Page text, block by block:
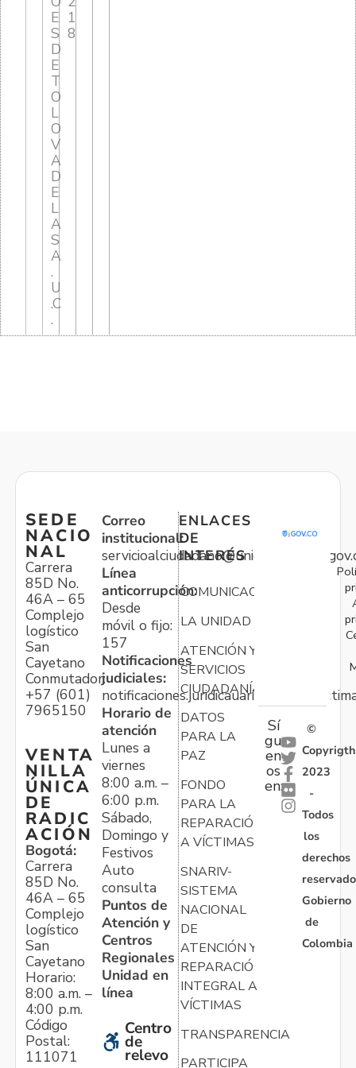
E
S
D
E
T
O
L
O
V
A
D
E
L
A
S
A
.
U
.C
.
1
8
SEDE
NACIO
NAL
Carrera
85D No.
46A – 65
Complejo
logístico
San
Cayetano
Conmutador:
+57 (601)
7965150
VENTA
NILLA
ÚNICA
DE
RADIC
ACIÓN
Bogotá:
Carrera
85D No.
46A – 65
Complejo
logístico
San
Cayetano
Horario:
8:00 a.m. –
4:00 p.m.
Código
Postal:
111071
Correo
institucional:
Línea
anticorrupción:
Desde
móvil o fijo:
157
Notificaciones
judiciales:
Horario de
atención
Lunes a
viernes
8:00 a.m. –
6:00 p.m.
Sábado,
Domingo y
Festivos
Auto
consulta
Puntos de
Atención y
Centros
Regionales
Unidad en
línea
Centro
de
relevo
ENLACES
DE
INTERÉS
COMUNICACIONES
LA UNIDAD
ATENCIÓN Y
SERVICIOS
CIUDADANÍA
DATOS
PARA LA
PAZ
FONDO
PARA LA
REPARACIÓN
A VÍCTIMAS
SNARIV-
SISTEMA
NACIONAL
DE
ATENCIÓN Y
REPARACIÓN
INTEGRAL A
VÍCTIMAS
TRANSPARENCIA
PARTICIPA
Sí
gu
en
os
en:
©
Copyrigth
2023
-
Todos
los
derechos
Gobierno
de
Colombia